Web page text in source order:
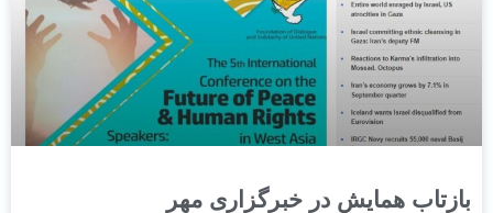
بازتاب همایش در خبرگزاری مهر